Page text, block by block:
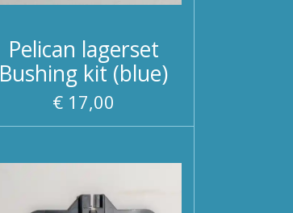
Pelican lagerset
Bushing kit (blue)
€ 17,00